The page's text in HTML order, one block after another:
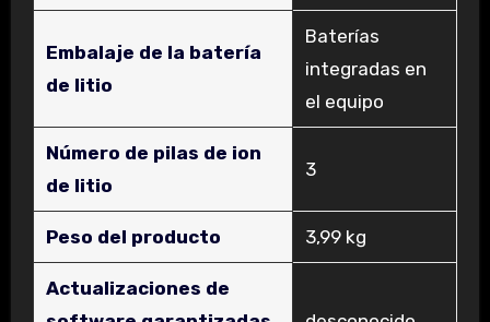
Embalaje de la batería
de litio
‎Baterías
integradas en
el equipo
Número de pilas de ion
de litio
‎3
Peso del producto ‎3,99 kg
Actualizaciones de